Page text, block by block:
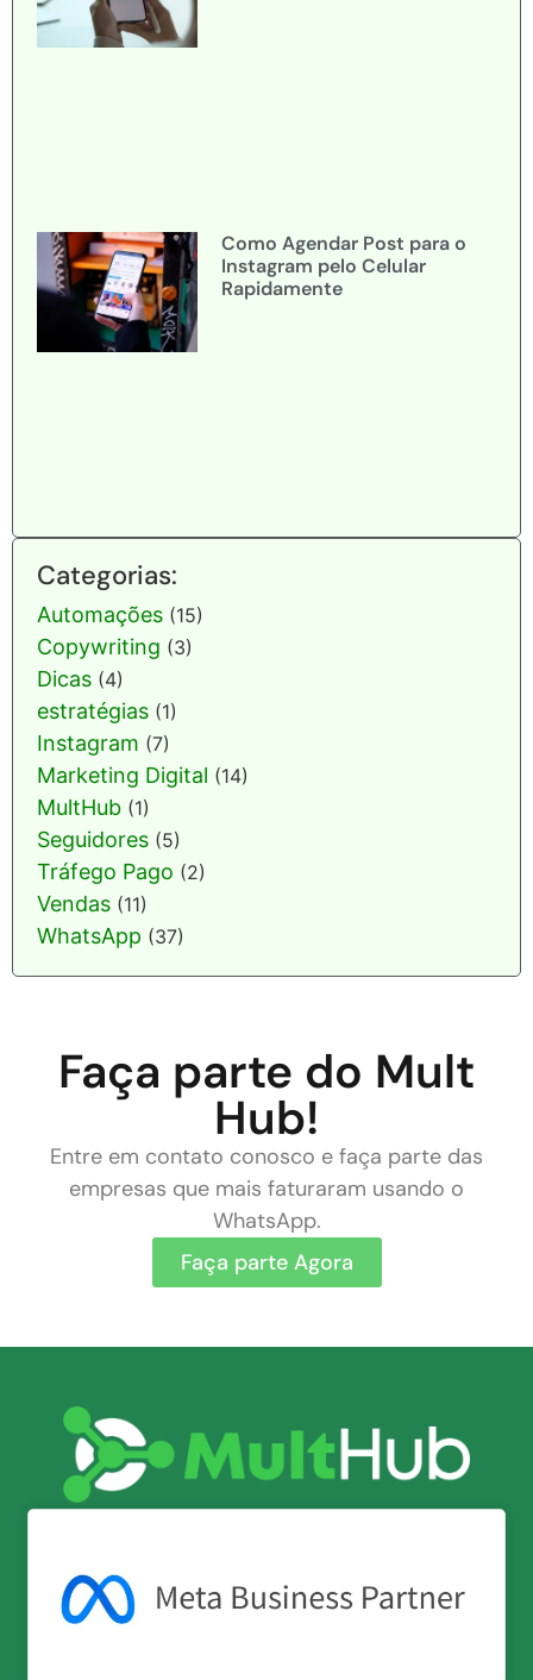
Como Agendar Post para o
Instagram pelo Celular
Rapidamente
Categorias:
Automações (15)
Copywriting (3)
Dicas (4)
estratégias (1)
Instagram (7)
Marketing Digital (14)
MultHub (1)
Seguidores (5)
Tráfego Pago (2)
Vendas (11)
WhatsApp (37)
Faça parte do Mult
Hub!
Entre em contato conosco e faça parte das
empresas que mais faturaram usando o
WhatsApp.
Faça parte Agora